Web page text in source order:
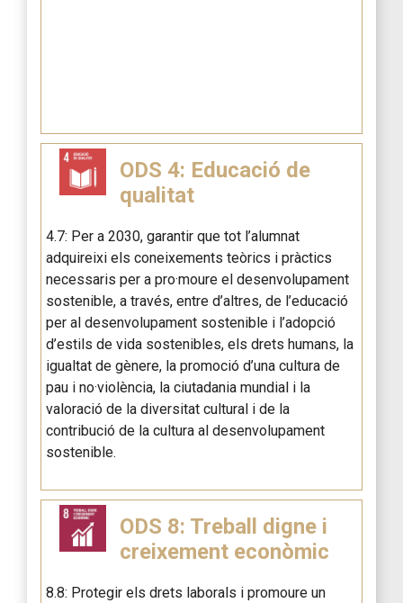
ODS 4: Educació de
qualitat
4.7: Per a 2030, garantir que tot l’alumnat
adquireixi els coneixements teòrics i pràctics
necessaris per a pro·moure el desenvolupament
sostenible, a través, entre d’altres, de l’educació
per al desenvolupament sostenible i l’adopció
d’estils de vida sostenibles, els drets humans, la
igualtat de gènere, la promoció d’una cultura de
pau i no·violència, la ciutadania mundial i la
valoració de la diversitat cultural i de la
contribució de la cultura al desenvolupament
sostenible.
ODS 8: Treball digne i
creixement econòmic
8.8: Protegir els drets laborals i promoure un